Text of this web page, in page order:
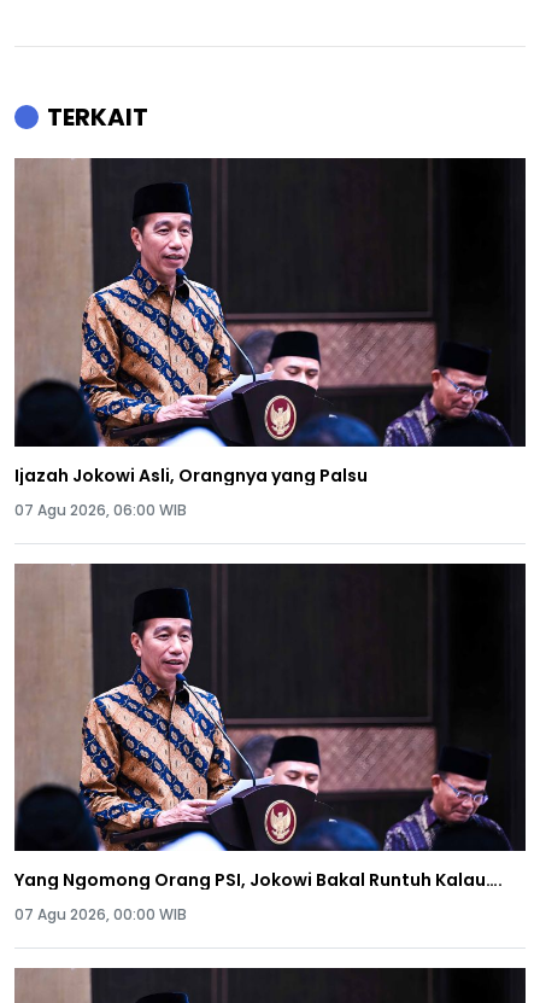
TERKAIT
Ijazah Jokowi Asli, Orangnya yang Palsu
07 Agu 2026, 06:00 WIB
Yang Ngomong Orang PSI, Jokowi Bakal Runtuh Kalau….
07 Agu 2026, 00:00 WIB